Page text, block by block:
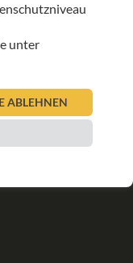
unter
ABLEHNEN